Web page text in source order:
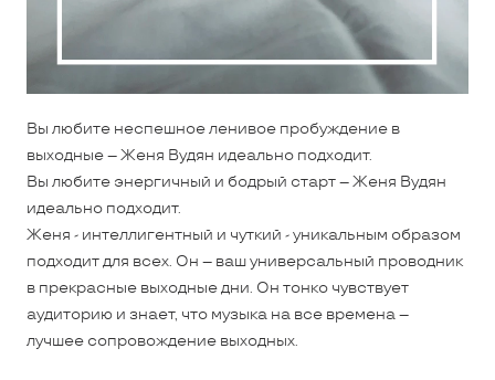
Вы любите неспешное ленивое пробуждение в
выходные – Женя Вудян идеально подходит.
Вы любите энергичный и бодрый старт – Женя Вудян
идеально подходит.
Женя - интеллигентный и чуткий - уникальным образом
подходит для всех. Он – ваш универсальный проводник
в прекрасные выходные дни. Он тонко чувствует
аудиторию и знает, что музыка на все времена –
лучшее сопровождение выходных.